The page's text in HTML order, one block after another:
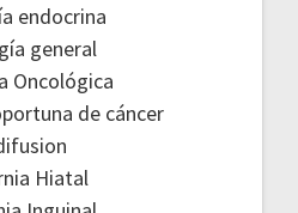
endocrina
general
Oncológica
de cáncer
Hiatal